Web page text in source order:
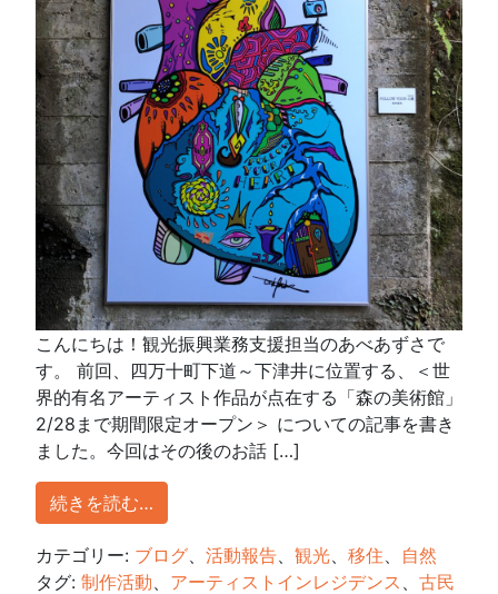
こんにちは！観光振興業務支援担当のあべあずさで
す。 前回、四万十町下道～下津井に位置する、＜世
界的有名アーティスト作品が点在する「森の美術館」
2/28まで期間限定オープン＞ についての記事を書き
ました。今回はその後のお話 […]
続きを読む…
カテゴリー: ブログ 活動報告 観光 移住
自然
タグ: 制作活動 アーティストインレジデンス
古民